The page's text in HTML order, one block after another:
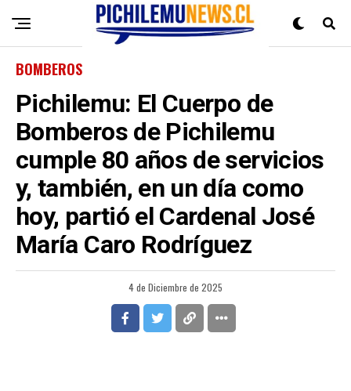
BOMBEROS
Pichilemu: El Cuerpo de
Bomberos de Pichilemu
cumple 80 años de servicios
y, también, en un día como
hoy, partió el Cardenal José
María Caro Rodríguez
4 de Diciembre de 2025